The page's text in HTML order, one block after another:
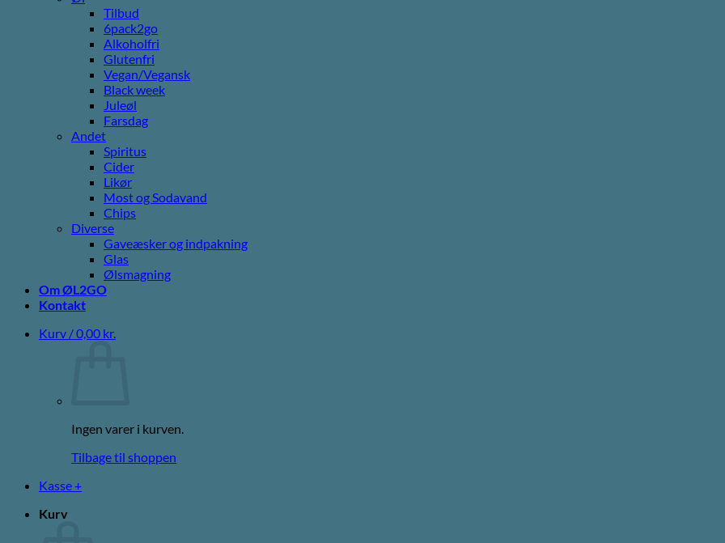
Tilbud
6pack2go
Alkoholfri
Glutenfri
Vegan/Vegansk
Black week
Juleøl
Farsdag
Andet
Spiritus
Cider
Likør
Most og Sodavand
Chips
Diverse
Gaveæsker og indpakning
Glas
Ølsmagning
Om ØL2GO
Kontakt
Kurv /0,00 kr.
Ingen varer i kurven.
Tilbage til shoppen
Kasse +
Kurv